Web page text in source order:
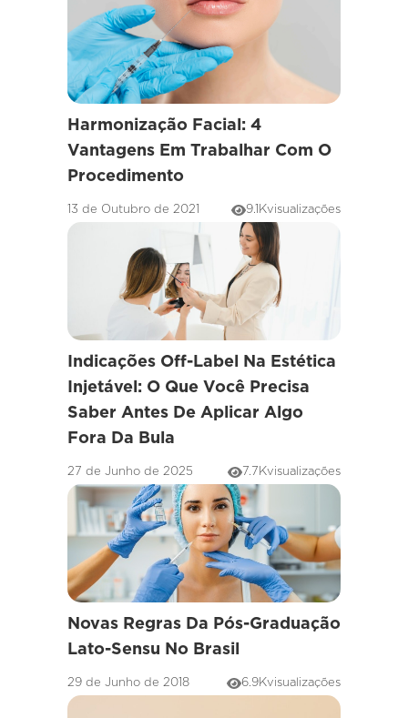
Harmonização Facial: 4
Vantagens Em Trabalhar Com O
Procedimento
13 de Outubro de 2021 9.1Kvisualizações
Indicações Off-Label Na Estética
Injetável: O Que Você Precisa
Saber Antes De Aplicar Algo
Fora Da Bula
27 de Junho de 2025 7.7Kvisualizações
Novas Regras Da Pós-Graduação
Lato-Sensu No Brasil
29 de Junho de 2018 6.9Kvisualizações